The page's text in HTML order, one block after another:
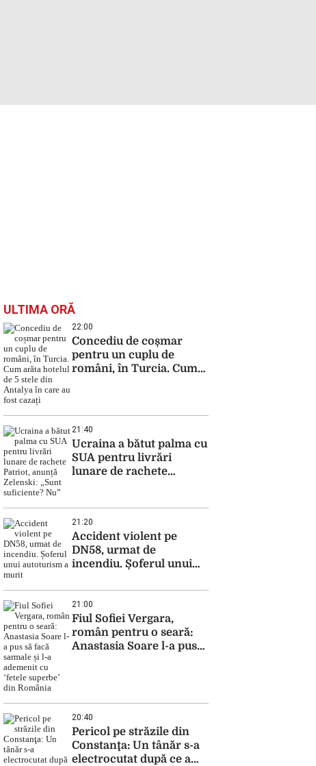
ULTIMA ORĂ
22:00
Concediu de coșmar
pentru un cuplu de
români, în Turcia. Cum
21:40
Ucraina a bătut palma cu
SUA pentru livrări
lunare de rachete
21:20
Accident violent pe
DN58, urmat de
incendiu. Șoferul unui
21:00
Fiul Sofiei Vergara,
român pentru o seară:
Anastasia Soare l-a pus
20:40
Pericol pe străzile din
Constanţa: Un tânăr s-a
electrocutat după ce a